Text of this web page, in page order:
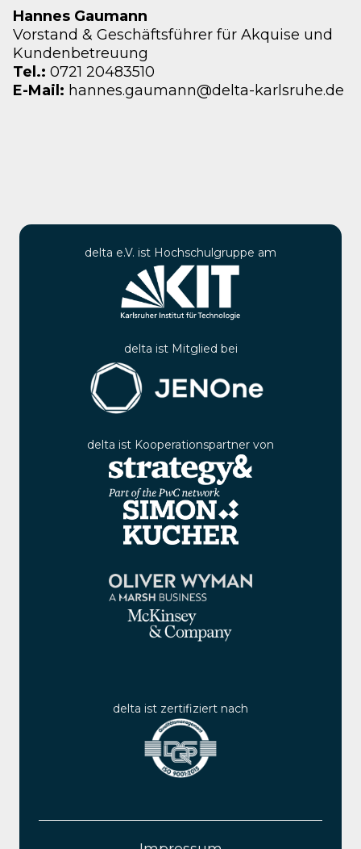
Hannes Gaumann
Vorstand & Geschäftsführer für Akquise und
Kundenbetreuung
Tel.: 0721 20483510
E-Mail: hannes.gaumann@delta-karlsruhe.de
delta e.V. ist Hochschulgruppe am
delta ist Mitglied bei
delta ist Kooperationspartner von
delta ist zertifiziert nach